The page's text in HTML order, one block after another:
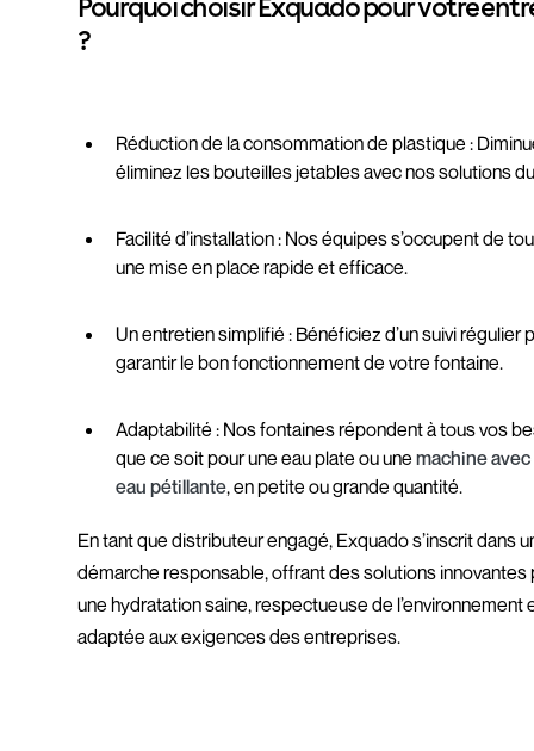
?
Réduction de la consommation de plastique :
éliminez les bouteilles jetables avec nos solutions
Facilité d’installation : Nos équipes s’occupent de
une mise en place rapide et efficace.
Un entretien simplifié : Bénéficiez d’un suivi régulier
garantir le bon fonctionnement de votre fontaine.
Adaptabilité : Nos fontaines répondent à tous vos
que ce soit pour une eau plate ou unemachine
eau pétillante, en petite ou grande quantité.
En tant que distributeur engagé, Exquado s’inscrit dans
démarche responsable, offrant des solutions innovantes
une hydratation saine, respectueuse de l’environnement
adaptée aux exigences des entreprises.